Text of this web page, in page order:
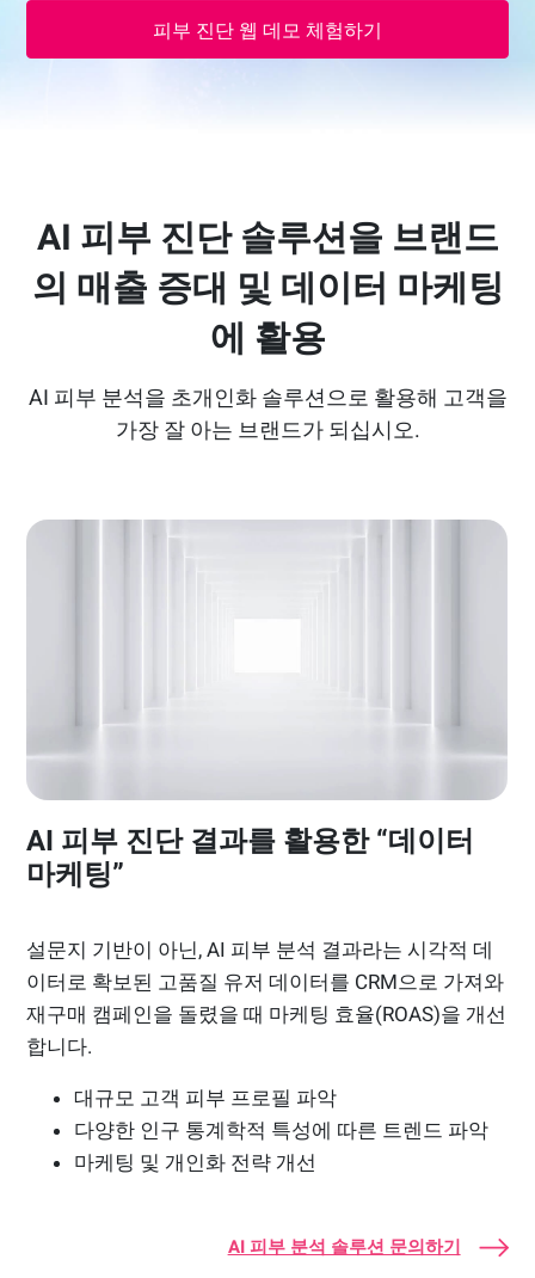
피부 진단 웹 데모 체험하기
AI 피부 진단 솔루션을 브랜드
의 매출 증대 및 데이터 마케팅
에 활용
AI 피부 분석을 초개인화 솔루션으로 활용해 고객을
가장 잘 아는 브랜드가 되십시오.
AI 피부 진단 결과를 활용한 “데이터
마케팅”
설문지 기반이 아닌, AI 피부 분석 결과라는 시각적 데
이터로 확보된 고품질 유저 데이터를 CRM으로 가져와
재구매 캠페인을 돌렸을 때 마케팅 효율(ROAS)을 개선
합니다.
대규모 고객 피부 프로필 파악
다양한 인구 통계학적 특성에 따른 트렌드 파악
마케팅 및 개인화 전략 개선
AI 피부 분석 솔루션 문의하기